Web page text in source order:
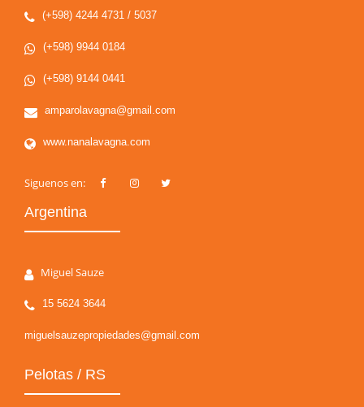
(+598) 4244 4731 / 5037
(+598) 9944 0184
(+598) 9144 0441
amparolavagna@gmail.com
www.nanalavagna.com
Siguenos en:
Argentina
Miguel Sauze
15 5624 3644
miguelsauzepropiedades@gmail.com
Pelotas / RS